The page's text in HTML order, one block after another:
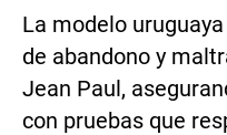
La modelo
de abandono y
Jean Paul,
con pruebas que